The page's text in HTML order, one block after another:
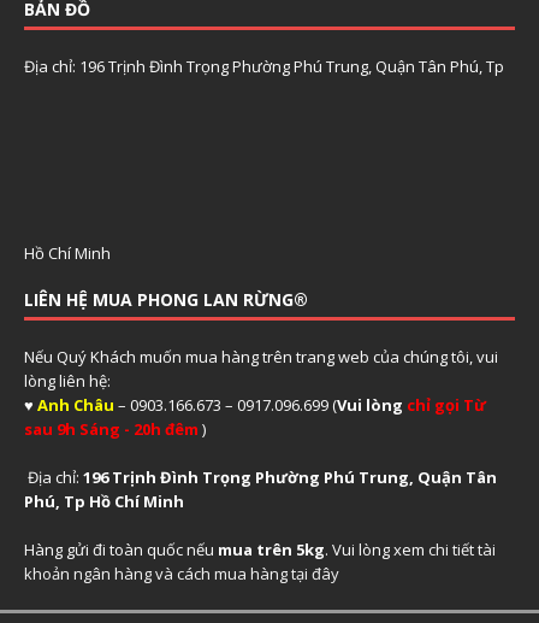
BẢN ĐỒ
Địa chỉ: 196 Trịnh Đình Trọng Phường Phú Trung, Quận Tân Phú, Tp
Hồ Chí Minh
LIÊN HỆ MUA PHONG LAN RỪNG®
Nếu Quý Khách muốn mua hàng trên trang web của chúng tôi, vui
lòng liên hệ:
♥ Anh Châu – 0903.166.673 – 0917.096.699 (Vui lòng chỉ gọi Từ
sau 9h Sáng - 20h đêm )
Địa chỉ: 196 Trịnh Đình Trọng Phường Phú Trung, Quận Tân
Phú, Tp Hồ Chí Minh
Hàng gửi đi toàn quốc nếu mua trên 5kg. Vui lòng xem chi tiết tài
khoản ngân hàng và cách mua hàng tại đây